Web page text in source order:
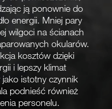
ją ponownie do
energii. Mniej pary
wilgoci na ścianach
okularów.
kosztów dzięki
i lepszy klimat
istotny czynnik
podnieść również
personelu.